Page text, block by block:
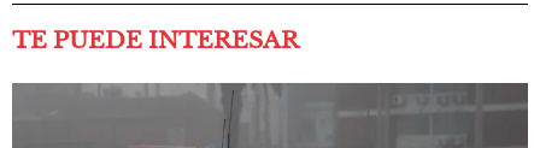
TE PUEDE INTERESAR